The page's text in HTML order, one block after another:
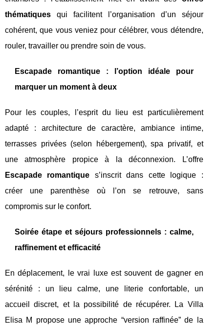
thématiques qui facilitent l’organisation d’un séjour
cohérent, que vous veniez pour célébrer, vous détendre,
rouler, travailler ou prendre soin de vous.
Escapade romantique : l’option idéale pour
marquer un moment à deux
Pour les couples, l’esprit du lieu est particulièrement
adapté : architecture de caractère, ambiance intime,
terrasses privées (selon hébergement), spa privatif, et
une atmosphère propice à la déconnexion. L’offre
Escapade romantique s’inscrit dans cette logique :
créer une parenthèse où l’on se retrouve, sans
compromis sur le confort.
Soirée étape et séjours professionnels : calme,
raffinement et efficacité
En déplacement, le vrai luxe est souvent de gagner en
sérénité : un lieu calme, une literie confortable, un
accueil discret, et la possibilité de récupérer. La Villa
Elisa M propose une approche “version raffinée” de la